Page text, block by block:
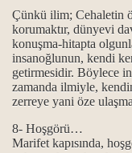
Çünkü ilim; Cehaletin
korumaktır, dünyevi
konuşma-hitapta
insanoğlunun, kendi
getirmesidir. Böylece
zamanda ilmiyle,
zerreye yani öze
8- Hoşgörü…
Marifet kapısında,
kılınmış”